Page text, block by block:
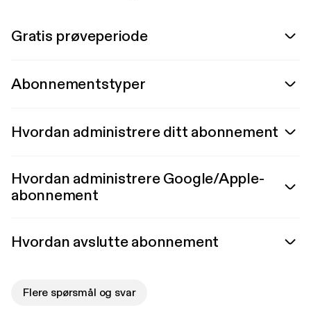
Gratis prøveperiode
Abonnementstyper
Hvordan administrere ditt abonnement
Hvordan administrere Google/Apple-
abonnement
Hvordan avslutte abonnement
Flere spørsmål og svar